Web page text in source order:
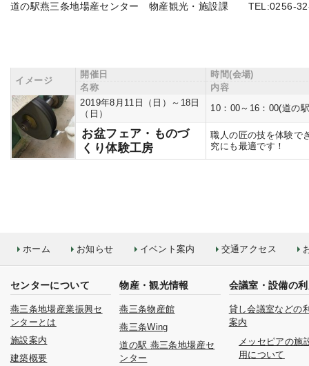
道の駅燕三条地場産センター 物産観光・施設課 TEL:0256-
イメージ
開催日
時間(会場)
名称
内容
2019年8月11日（日）～18日
（日）
10：00～16：00(道の
お盆フェア・ものづ
くり体験工房
職人の匠の技を体験で
究にも最適です！
ホーム お知らせ イベント案内 交通アクセス
センターについて
燕三条地場産業振興セ
ンターとは
施設案内
建築概要
物産・観光情報
燕三条物産館
燕三条Wing
道の駅 燕三条地場産セ
ンター
会議室・設備の
貸し会議室などの
案内
メッセピアの施
用について